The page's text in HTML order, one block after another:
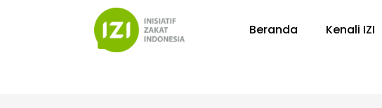
Beranda Kenali IZI